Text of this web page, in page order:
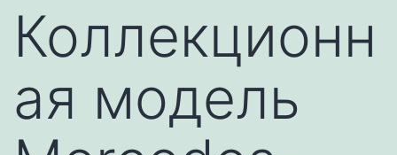
Коллекционн
ая модель